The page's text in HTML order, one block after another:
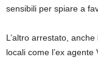
sensibili per spiare a
L’altro arrestato,
locali come l’ex agente